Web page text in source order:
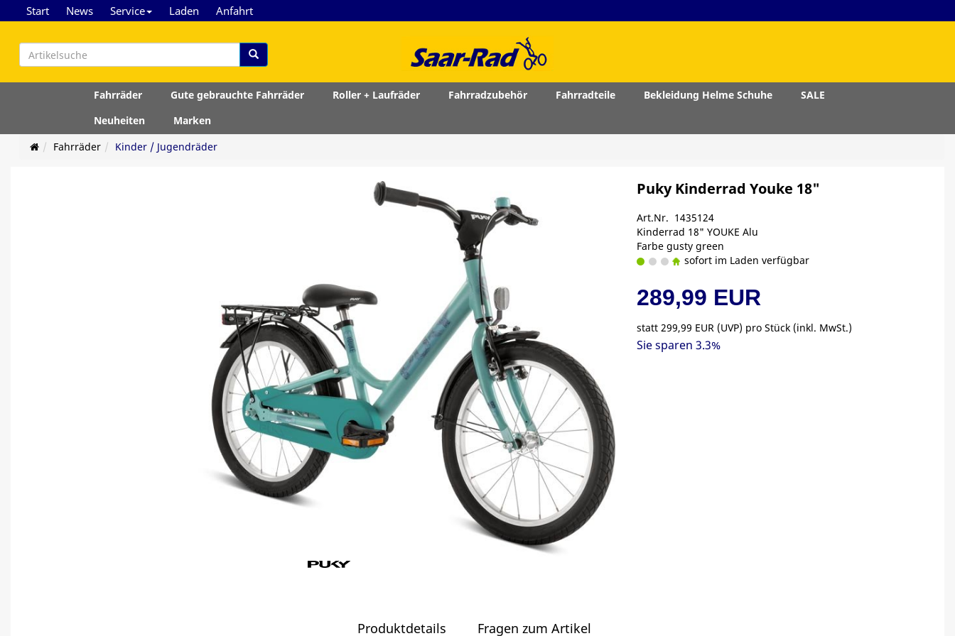
Start News Service Laden Anfahrt
Fahrräder Gute gebrauchte Fahrräder Roller + Laufräder Fahrradzubehör Fahrradteile Bekleidung Helme Schuhe
SALE
Neuheiten
Marken
Fahrräder
Kinder / Jugendräder
Puky Kinderrad Youke 18"
Art.Nr. 1435124
Kinderrad 18" YOUKE Alu
Farbe gusty green
sofort im Laden verfügbar
289,99 EUR
statt299,99 EUR (UVP) pro Stück (inkl. MwSt.)
Sie sparen 3.3%
Produktdetails Fragen zum Artikel